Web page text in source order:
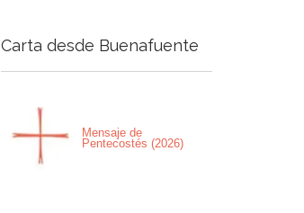
Carta desde Buenafuente
Mensaje de
Pentecostés (2026)